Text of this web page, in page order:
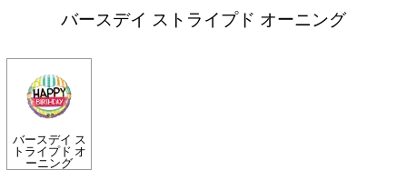
バースデイ ストライプド オーニング
バースデイ ス
トライプド オ
ーニング